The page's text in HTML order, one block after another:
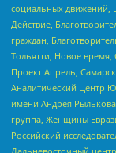
социальных движений,
Действие,
граждан,
Тольятти, Новое время,
Проект Апрель,
Аналитический Центр
имени Андрея
группа, Женщины
Российский